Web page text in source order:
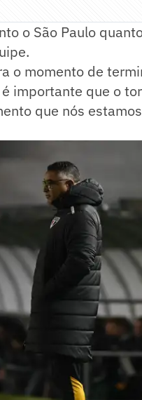
o São Paulo
o momento de
importante que o
que nós